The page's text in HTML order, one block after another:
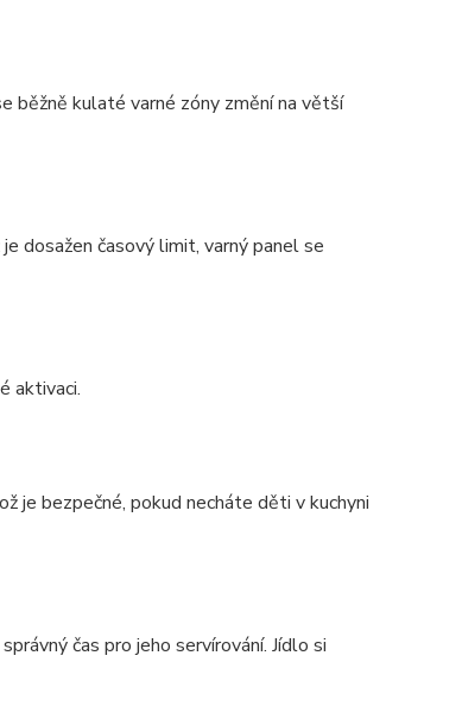
běžně kulaté varné zóny změní na větší
dosažen časový limit, varný panel se
aktivaci.
je bezpečné, pokud necháte děti v kuchyni
čas pro jeho servírování. Jídlo si